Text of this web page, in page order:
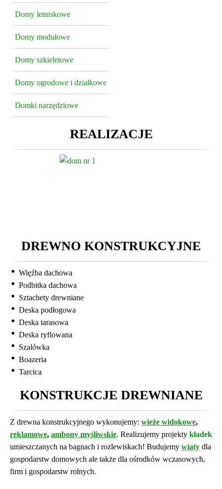
Domy letniskowe
Domy modułowe
Domy szkieletowe
Domy ogrodowe i działkowe
Domki narzędziowe
REALIZACJE
DREWNO KONSTRUKCYJNE
Więźba dachowa
Podbitka dachowa
Sztachety drewniane
Deska podłogowa
Deska tarasowa
Deska ryflowana
Szalówka
Boazeria
Tarcica
KONSTRUKCJE DREWNIANE
Z drewna konstrukcyjnego wykonujemy: wieże widokowe,
reklamowe, ambony myśliwskie. Realizujemy projekty kładek
umieszczanych na bagnach i rozlewiskach! Budujemy wiaty dla
gospodarstw domowych ale także dla ośrodków wczasowych,
firm i gospodarstw rolnych.